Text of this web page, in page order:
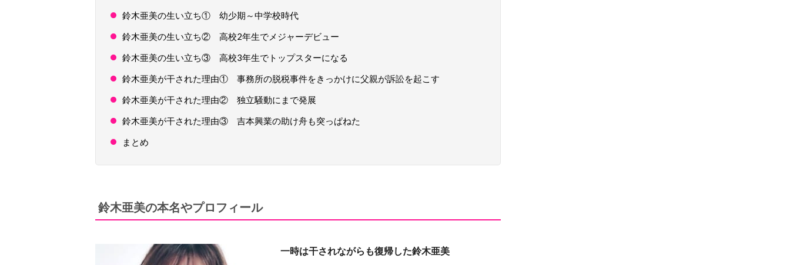
鈴木亜美の生い立ち① 幼少期～中学校時代
鈴木亜美の生い立ち② 高校2年生でメジャーデビュー
鈴木亜美の生い立ち③ 高校3年生でトップスターになる
鈴木亜美が干された理由① 事務所の脱税事件をきっかけに父親が訴訟を起こす
鈴木亜美が干された理由② 独立騒動にまで発展
鈴木亜美が干された理由③ 吉本興業の助け舟も突っぱねた
まとめ
鈴木亜美の本名やプロフィール
一時は干されながらも復帰した鈴木亜美